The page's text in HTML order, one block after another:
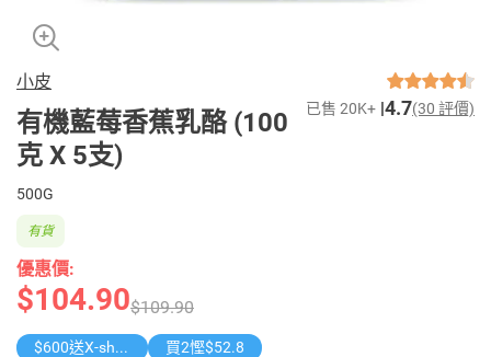
小皮
有機藍莓香蕉乳酪 (100
克 X 5支)
已售 20K+ 4.7(30 評價)
500G
優惠價:
$104.90$109.90
有貨
$600送X-shot 極速入水槍 買2慳$52.8